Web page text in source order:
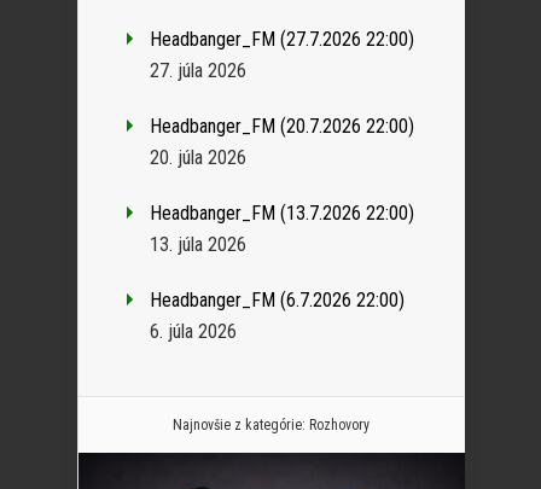
Headbanger_FM (27.7.2026 22:00)
27. júla 2026
Headbanger_FM (20.7.2026 22:00)
20. júla 2026
Headbanger_FM (13.7.2026 22:00)
13. júla 2026
Headbanger_FM (6.7.2026 22:00)
6. júla 2026
Najnovšie z kategórie: Rozhovory